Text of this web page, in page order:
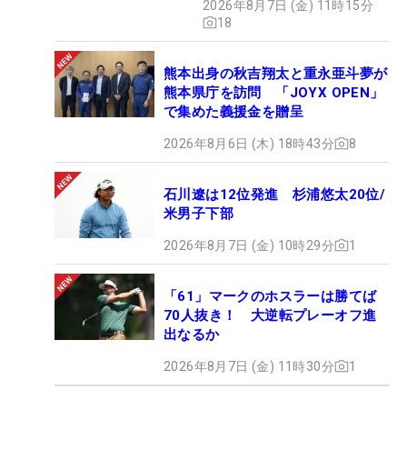
2026年8月7日 (金) 11時15分
18
熊本出身の秋吉翔太と重永亜斗夢が
熊本県庁を訪問 「JOYX OPEN」
で集めた義援金を贈呈
2026年8月6日 (木) 18時43分 8
石川遼は12位発進 杉浦悠太20位/
米男子下部
2026年8月7日 (金) 10時29分 1
「61」マークのホスラーは勝てば
70人抜き！ 大逆転プレーオフ進
出なるか
2026年8月7日 (金) 11時30分 1